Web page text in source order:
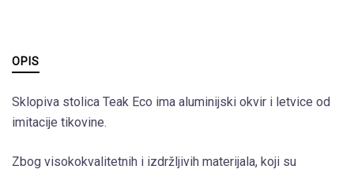
OPIS
Sklopiva stolica Teak Eco ima aluminijski okvir i letvice od
imitacije tikovine.
Zbog visokokvalitetnih i izdržljivih materijala, koji su